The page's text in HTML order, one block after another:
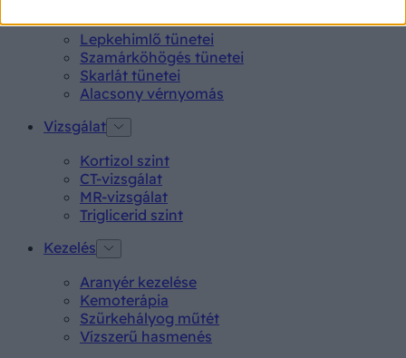
Lepkehimlő tünetei
Szamárköhögés tünetei
Skarlát tünetei
Alacsony vérnyomás
Vizsgálat
Kortizol szint
CT-vizsgálat
MR-vizsgálat
Triglicerid szint
Kezelés
Aranyér kezelése
Kemoterápia
Szürkehályog műtét
Vízszerű hasmenés